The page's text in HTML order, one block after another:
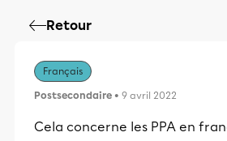
Retour
Français
Postsecondaire • 9 avril 2022
Cela concerne les PPA en